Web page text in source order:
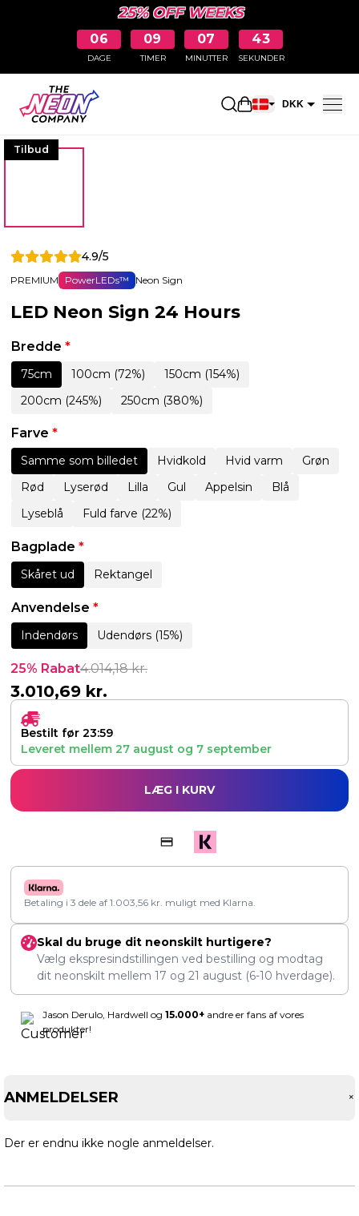
25% OFF WEEKS
06
DAGE
09
TIMER
07
MINUTTER
42
SEKUNDER
Åbn DKK
Tilbud
4.9/5
PREMIUM PowerLEDs™ Neon Sign
LED Neon Sign 24 Hours
Bredde *
75cm 100cm (72%)
150cm (154%)
200cm (245%)
250cm (380%)
Farve *
Samme som billedet Hvidkold Hvid varm
Grøn
Rød
Lyserød Lilla Gul Appelsin
Blå
Lyseblå
Fuld farve (22%)
Bagplade *
Skåret ud Rektangel
Anvendelse *
Indendørs Udendørs (15%)
25% Rabat4.014,18kr.
3.010,69 kr.
Bestilt før 23:59
Leveret mellem 27 august og 7 september
LÆG I KURV
Betaling i 3 dele af 1.003,56 kr. muligt med Klarna.
Skal du bruge dit neonskilt hurtigere?
Vælg ekspresindstillingen ved bestilling og modtag
dit neonskilt mellem 17 og 21 august (6-10 hverdage).
Jason Derulo, Hardwell og 15.000+ andre er fans af vores
produkter!
ANMELDELSER +
Der er endnu ikke nogle anmeldelser.